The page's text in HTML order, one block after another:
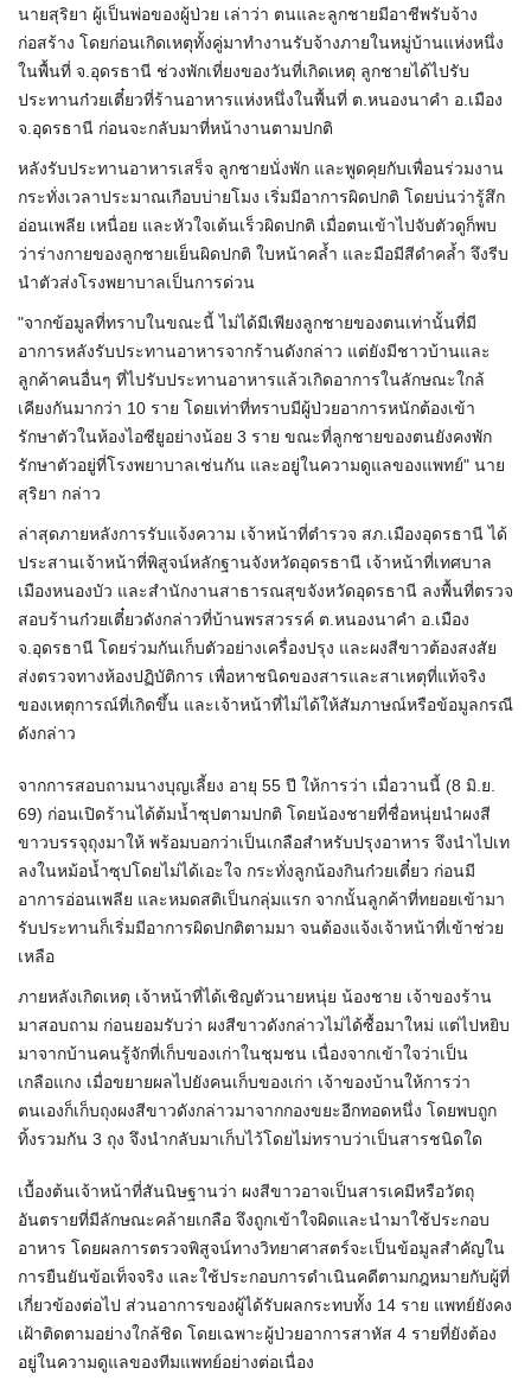
นายสุริยา ผู้เป็นพ่อของผู้ป่วย เล่าว่า ตนและลูกชายมีอาชีพรับจ้าง
ก่อสร้าง โดยก่อนเกิดเหตุทั้งคู่มาทำงานรับจ้างภายในหมู่บ้านแห่งหนึ่ง
ในพื้นที่ จ.อุดรธานี ช่วงพักเที่ยงของวันที่เกิดเหตุ ลูกชายได้ไปรับ
ประทานก๋วยเตี๋ยวที่ร้านอาหารแห่งหนึ่งในพื้นที่ ต.หนองนาคำ อ.เมือง
จ.อุดรธานี ก่อนจะกลับมาที่หน้างานตามปกติ
หลังรับประทานอาหารเสร็จ ลูกชายนั่งพัก และพูดคุยกับเพื่อนร่วมงาน
กระทั่งเวลาประมาณเกือบบ่ายโมง เริ่มมีอาการผิดปกติ โดยบ่นว่ารู้สึก
อ่อนเพลีย เหนื่อย และหัวใจเต้นเร็วผิดปกติ เมื่อตนเข้าไปจับตัวดูก็พบ
ว่าร่างกายของลูกชายเย็นผิดปกติ ใบหน้าคล้ำ และมือมีสีดำคล้ำ จึงรีบ
นำตัวส่งโรงพยาบาลเป็นการด่วน
"จากข้อมูลที่ทราบในขณะนี้ ไม่ได้มีเพียงลูกชายของตนเท่านั้นที่มี
อาการหลังรับประทานอาหารจากร้านดังกล่าว แต่ยังมีชาวบ้านและ
ลูกค้าคนอื่นๆ ที่ไปรับประทานอาหารแล้วเกิดอาการในลักษณะใกล้
เคียงกันมากว่า 10 ราย โดยเท่าที่ทราบมีผู้ป่วยอาการหนักต้องเข้า
รักษาตัวในห้องไอซียูอย่างน้อย 3 ราย ขณะที่ลูกชายของตนยังคงพัก
รักษาตัวอยู่ที่โรงพยาบาลเช่นกัน และอยู่ในความดูแลของแพทย์" นาย
สุริยา กล่าว
ล่าสุดภายหลังการรับแจ้งความ เจ้าหน้าที่ตำรวจ สภ.เมืองอุดรธานี ได้
ประสานเจ้าหน้าที่พิสูจน์หลักฐานจังหวัดอุดรธานี เจ้าหน้าที่เทศบาล
เมืองหนองบัว และสำนักงานสาธารณสุขจังหวัดอุดรธานี ลงพื้นที่ตรวจ
สอบร้านก๋วยเตี๋ยวดังกล่าวที่บ้านพรสวรรค์ ต.หนองนาคำ อ.เมือง
จ.อุดรธานี โดยร่วมกันเก็บตัวอย่างเครื่องปรุง และผงสีขาวต้องสงสัย
ส่งตรวจทางห้องปฏิบัติการ เพื่อหาชนิดของสารและสาเหตุที่แท้จริง
ของเหตุการณ์ที่เกิดขึ้น และเจ้าหน้าที่ไม่ได้ให้สัมภาษณ์หรือข้อมูลกรณี
ดังกล่าว
จากการสอบถามนางบุญเลี้ยง อายุ 55 ปี ให้การว่า เมื่อวานนี้ (8 มิ.ย.
69) ก่อนเปิดร้านได้ต้มน้ำซุปตามปกติ โดยน้องชายที่ชื่อหนุ่ยนำผงสี
ขาวบรรจุถุงมาให้ พร้อมบอกว่าเป็นเกลือสำหรับปรุงอาหาร จึงนำไปเท
ลงในหม้อน้ำซุปโดยไม่ได้เอะใจ กระทั่งลูกน้องกินก๋วยเตี๋ยว ก่อนมี
อาการอ่อนเพลีย และหมดสติเป็นกลุ่มแรก จากนั้นลูกค้าที่ทยอยเข้ามา
รับประทานก็เริ่มมีอาการผิดปกติตามมา จนต้องแจ้งเจ้าหน้าที่เข้าช่วย
เหลือ
ภายหลังเกิดเหตุ เจ้าหน้าที่ได้เชิญตัวนายหนุ่ย น้องชาย เจ้าของร้าน
มาสอบถาม ก่อนยอมรับว่า ผงสีขาวดังกล่าวไม่ได้ซื้อมาใหม่ แต่ไปหยิบ
มาจากบ้านคนรู้จักที่เก็บของเก่าในชุมชน เนื่องจากเข้าใจว่าเป็น
เกลือแกง เมื่อขยายผลไปยังคนเก็บของเก่า เจ้าของบ้านให้การว่า
ตนเองก็เก็บถุงผงสีขาวดังกล่าวมาจากกองขยะอีกทอดหนึ่ง โดยพบถูก
ทิ้งรวมกัน 3 ถุง จึงนำกลับมาเก็บไว้โดยไม่ทราบว่าเป็นสารชนิดใด
เบื้องต้นเจ้าหน้าที่สันนิษฐานว่า ผงสีขาวอาจเป็นสารเคมีหรือวัตถุ
อันตรายที่มีลักษณะคล้ายเกลือ จึงถูกเข้าใจผิดและนำมาใช้ประกอบ
อาหาร โดยผลการตรวจพิสูจน์ทางวิทยาศาสตร์จะเป็นข้อมูลสำคัญใน
การยืนยันข้อเท็จจริง และใช้ประกอบการดำเนินคดีตามกฎหมายกับผู้ที่
เกี่ยวข้องต่อไป ส่วนอาการของผู้ได้รับผลกระทบทั้ง 14 ราย แพทย์ยังคง
เฝ้าติดตามอย่างใกล้ชิด โดยเฉพาะผู้ป่วยอาการสาหัส 4 รายที่ยังต้อง
อยู่ในความดูแลของทีมแพทย์อย่างต่อเนื่อง